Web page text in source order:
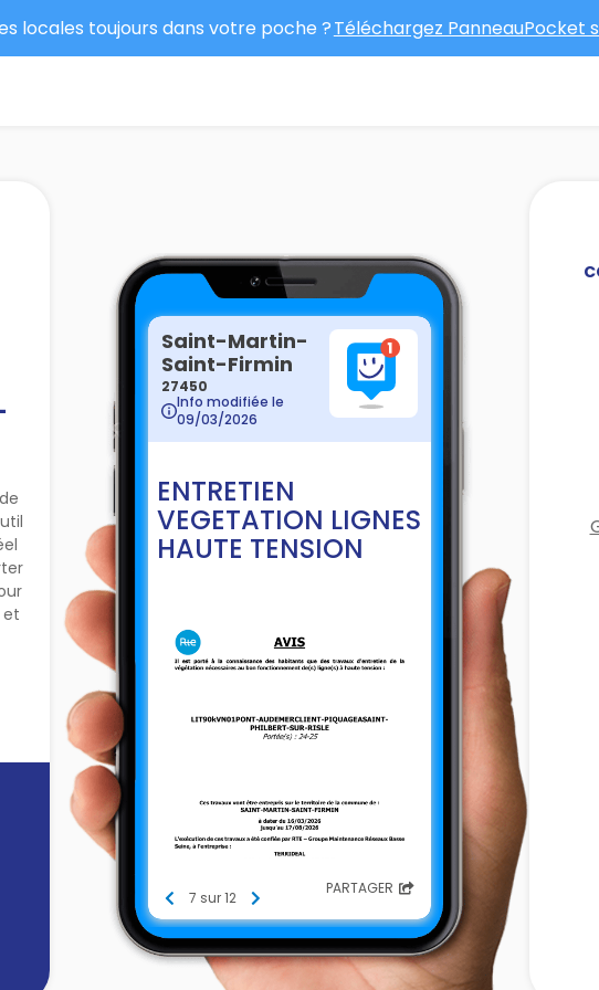
locales toujours dans votre poche ?Téléchargez PanneauPocket
et
Saint-Martin-
Saint-Firmin
27450
Info modifiée le
09/03/2026
ENTRETIEN
VEGETATION LIGNES
HAUTE TENSION
7 sur 12 PARTAGER